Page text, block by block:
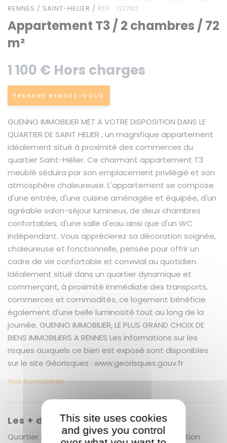
RENNES / SAINT-HELIER / REF : 121702
Appartement T3 / 2 chambres / 72
m²
1 100 € Hors charges
PRENDRE RENDEZ-VOUS
GUENNO IMMOBILIER MET A VOTRE DISPOSITION DANS LE
QUARTIER DE SAINT HELIER , un magnifique appartement
idéalement situé à proximité des commerces du
quartier Saint-Hélier. Ce charmant appartement T3
meublé séduira par son emplacement privilégié et son
atmosphère chaleureuse. L'appartement se compose
d'une entrée, d'une cuisine aménagée et équipée, d'un
agréable salon-séjour lumineux, de deux chambres
confortables, d'une salle d'eau ainsi que d'un WC
indépendant. Vous apprécierez sa décoration soignée,
chaleureuse et fonctionnelle, pensée pour offrir un
cadre de vie confortable et convivial au quotidien.
Idéalement situé dans un quartier dynamique et
commerçant, à proximité immédiate des transports,
commerces et commodités, ce logement bénéficie
également d'une belle luminosité tout au long de la
journée. GUENNO IMMOBILIER, LE PLUS GRAND CHOIX DE
BIENS IMMOBILIERS A RENNES Les informations sur les
risques auxquels ce bien est exposé sont disponibles
sur le site Géorisques : www.georisques.gouv.fr
Nos honoraires
Les + du bien
Quartier dynamique et commerçants - décoration
This site uses cookies
and gives you control